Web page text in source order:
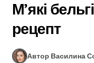
М’які
рецепт
Автор Василина